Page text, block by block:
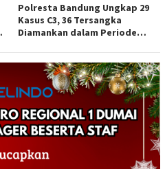
Polresta Bandung Ungkap 29
Kasus C3, 36 Tersangka
Diamankan dalam Periode